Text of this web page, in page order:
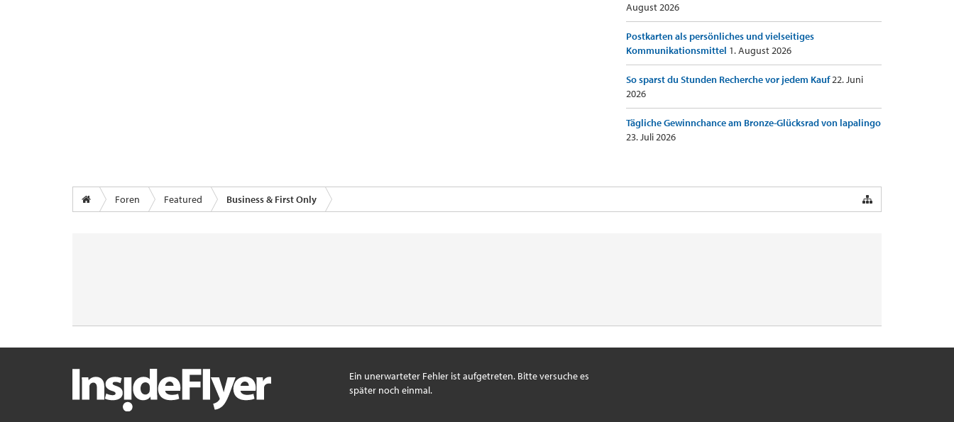
August 2026
Postkarten als persönliches und vielseitiges
Kommunikationsmittel 1. August 2026
So sparst du Stunden Recherche vor jedem Kauf22. Juni
2026
Tägliche Gewinnchance am Bronze-Glücksrad von lapalingo
23. Juli 2026
Foren Featured Business & First Only
Ein unerwarteter Fehler ist aufgetreten. Bitte versuche es
später noch einmal.